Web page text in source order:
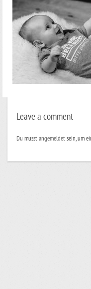
Leave a comment
Du musstangemeldetsein, um